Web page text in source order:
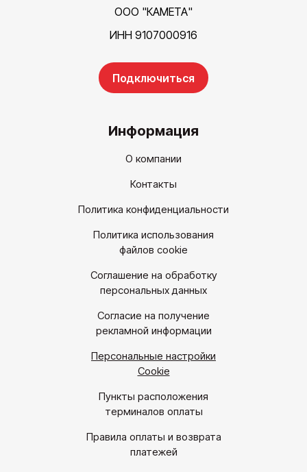
Информация
О компании
Контакты
Политика конфиденциальности
Политика использования
файлов cookie
Соглашение на обработку
персональных данных
Согласие на получение
рекламной информации
Персональные настройки
Cookie
Пункты расположения
терминалов оплаты
Правила оплаты и возврата
платежей
ООО "КАМЕТА"
ИНН 9107000916
Подключиться